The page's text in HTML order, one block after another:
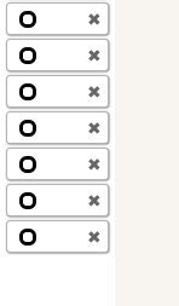
✖
✖
✖
✖
✖
✖
✖